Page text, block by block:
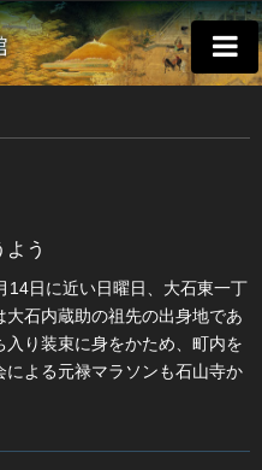
う
14日に近い日曜日、大石東一丁
石内蔵助の祖先の出身地であ
り装束に身をかため、町内を
よる元禄マラソンも石山寺か